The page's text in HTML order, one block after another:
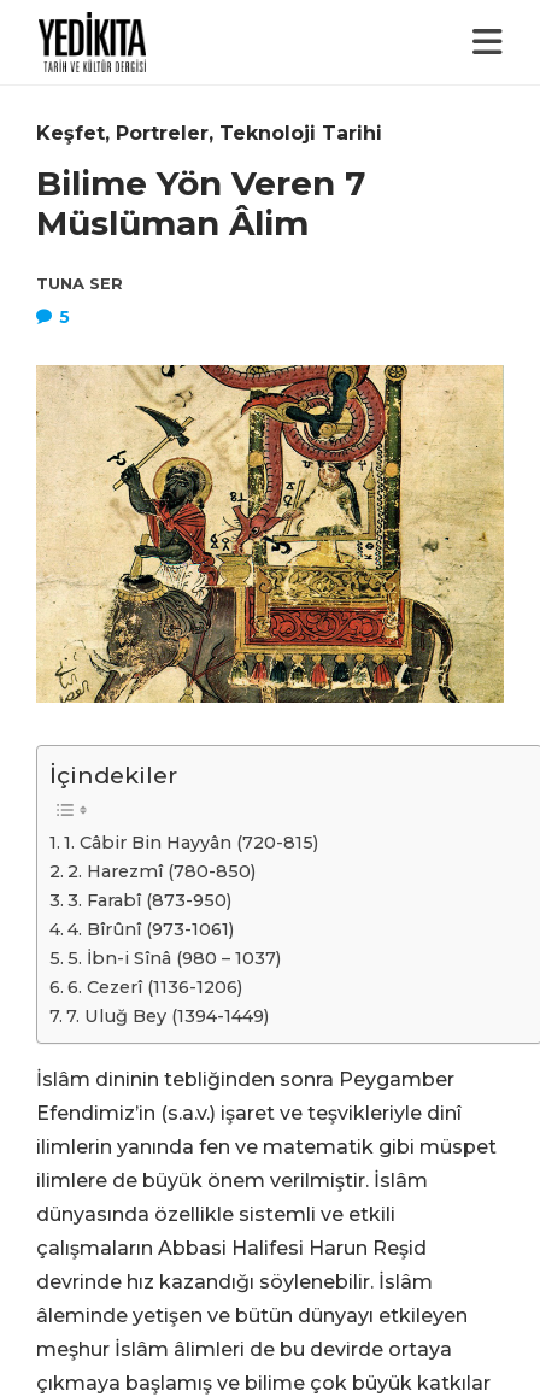
Keşfet, Portreler, Teknoloji Tarihi
Bilime Yön Veren 7
Müslüman Âlim
TUNA SER
5
İçindekiler
1. Câbir Bin Hayyân (720-815)
2. Harezmî (780-850)
3. Farabî (873-950)
4. Bîrûnî (973-1061)
5. İbn-i Sînâ (980 – 1037)
6. Cezerî (1136-1206)
7. Uluğ Bey (1394-1449)
İslâm dininin tebliğinden sonra Peygamber
Efendimiz’in (s.a.v.) işaret ve teşvikleriyle dinî
ilimlerin yanında fen ve matematik gibi müspet
ilimlere de büyük önem verilmiştir. İslâm
dünyasında özellikle sistemli ve etkili
çalışmaların Abbasi Halifesi Harun Reşid
devrinde hız kazandığı söylenebilir. İslâm
âleminde yetişen ve bütün dünyayı etkileyen
meşhur İslâm âlimleri de bu devirde ortaya
çıkmaya başlamış ve bilime çok büyük katkılar